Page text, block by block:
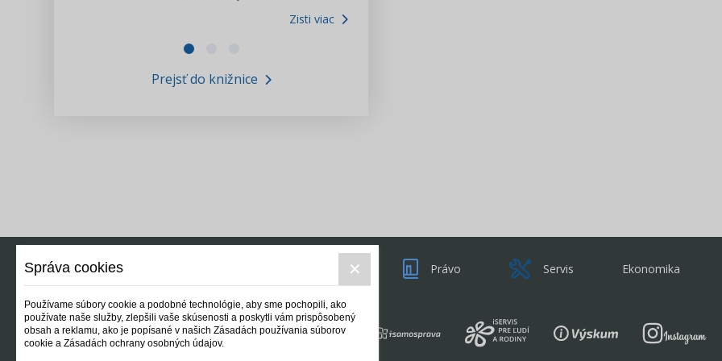
Informácie COVID19
Zisti viac
Prejsť do knižnice
Právo Servis Ekonomika
Správa cookies
Používame súbory cookie a podobné technológie, aby sme pochopili, ako
používate naše služby, zlepšili vaše skúsenosti a poskytli vám prispôsobený
obsah a reklamu, ako je popísané v našich Zásadách používania súborov
cookie a Zásadách ochrany osobných údajov.